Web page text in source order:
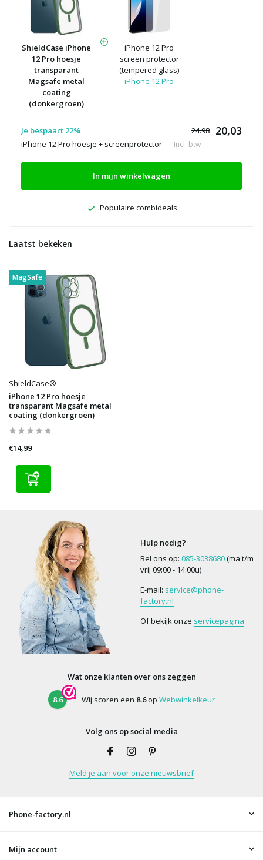
ShieldCase iPhone
12 Pro hoesje
transparant
Magsafe metal
coating
(donkergroen)
iPhone 12 Pro
screen protector
(tempered glass)
iPhone 12 Pro
Je bespaart 22% 24.98 20,03
iPhone 12 Pro hoesje + screenprotector Incl. btw
In mijn winkelwagen
Populaire combideals
Laatst bekeken
MagSafe
ShieldCase®
iPhone 12 Pro hoesje
transparant Magsafe metal
coating (donkergroen)
€14,99
Hulp nodig?
Bel ons op: 085-3038680(ma t/m
vrij 09:00 - 14:00u)
E-mail: service@phone-
factory.nl
Of bekijk onze servicepagina
Wat onze klanten over ons zeggen
8.6 Wij scoren een 8.6op Webwinkelkeur
Volg ons op social media
Meld je aan voor onze nieuwsbrief
Phone-factory.nl
Mijn account